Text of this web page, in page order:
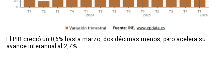
El PIB creció un 0,6% hasta marzo, dos décimas menos, pero acelera su
avance interanual al 2,7%